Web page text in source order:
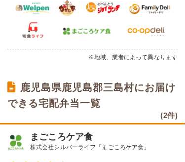
※地域、業者によって異なります
鹿児島県鹿児島郡三島村にお届け
できる宅配弁当一覧
(2件)
まごころケア食
株式会社シルバーライフ「まごころケア食」